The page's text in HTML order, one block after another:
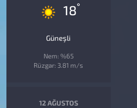
18°
Güneşli
Nem: %65
Rüzgar: 3.81 m/s
12 AĞUSTOS